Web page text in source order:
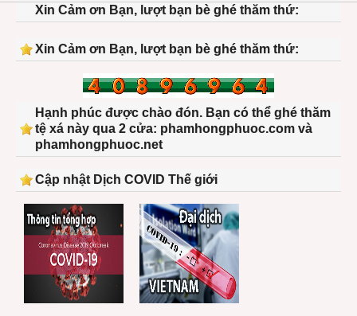
Xin Cảm ơn Bạn, lượt bạn bè ghé thăm thứ:
Xin Cảm ơn Bạn, lượt bạn bè ghé thăm thứ:
Hạnh phúc được chào đón. Bạn có thể ghé thăm
tệ xá này qua 2 cửa: phamhongphuoc.com và
phamhongphuoc.net
Cập nhật Dịch COVID Thế giới